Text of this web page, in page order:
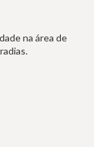
na área de